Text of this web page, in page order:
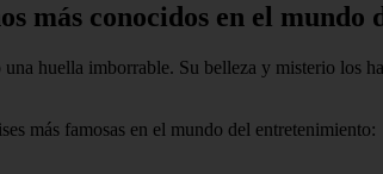
más conocidos en el
huella imborrable. Su belleza y misterio los
más famosas en el mundo del entretenimiento: